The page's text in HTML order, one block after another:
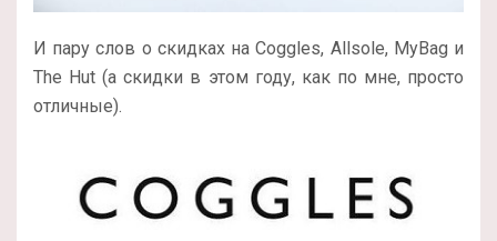
И пару слов о скидках на Coggles, Allsole, MyBag и
The Hut (а скидки в этом году, как по мне, просто
отличные).